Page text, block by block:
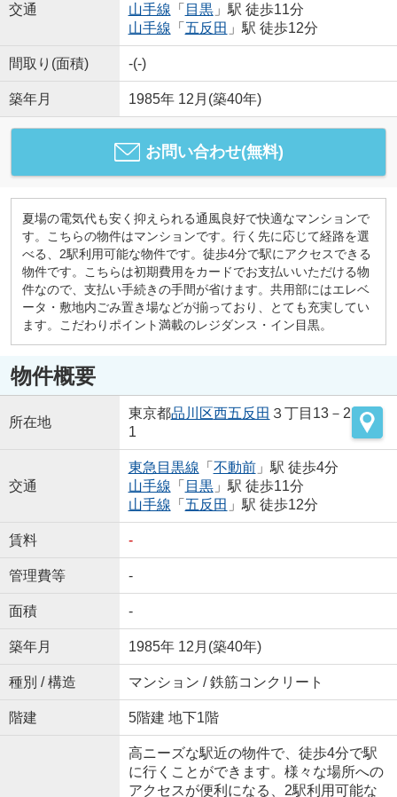
交通
山手線 「 目黒」駅 徒歩11分
山手線 「 五反田 」駅 徒歩12分
間取り(面積) -(-)
築年月 1985年 12月(築40年)
お問い合わせ(無料)
夏場の電気代も安く抑えられる通風良好で快適なマンションで
す。こちらの物件はマンションです。行く先に応じて経路を選
べる、2駅利用可能な物件です。徒歩4分で駅にアクセスできる
物件です。こちらは初期費用をカードでお支払いいただける物
件なので、支払い手続きの手間が省けます。共用部にはエレベ
ータ・敷地内ごみ置き場などが揃っており、とても充実してい
ます。こだわりポイント満載のレジダンス・イン目黒。
物件概要
所在地
東京都品川区西五反田 ３丁目13－2
1
交通
東急目黒線 「 不動前」駅 徒歩4分
山手線 「 目黒」駅 徒歩11分
山手線 「 五反田 」駅 徒歩12分
賃料 -
管理費等 -
面積 -
築年月 1985年 12月(築40年)
種別 / 構造 マンション / 鉄筋コンクリート
階建 5階建 地下1階
高ニーズな駅近の物件で、徒歩4分で駅
に行くことができます。様々な場所への
アクセスが便利になる、2駅利用可能な